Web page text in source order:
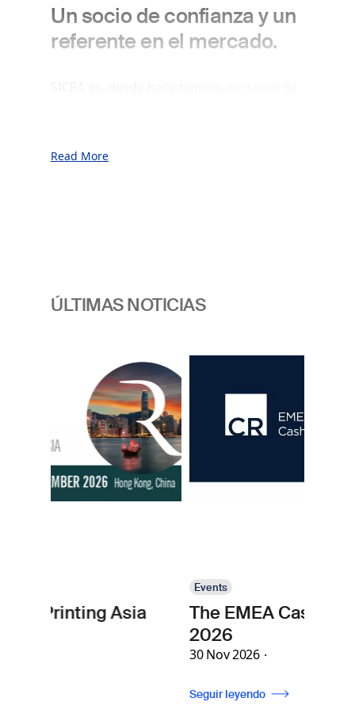
Un socio de confianza y un
referente en el mercado.
de seguridad para billetes, y un
integridad y el valor de las divisas,
identidades personales, documentos de
electrónica, además de productos y
Read More
ÚLTIMAS NOTICIAS
Asia
Imagen
The EMEA Cash Cycle Seminar